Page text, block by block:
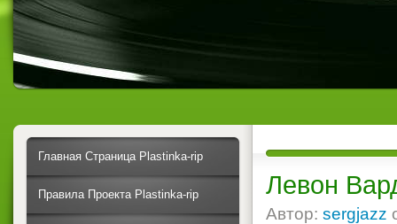
Левон
Автор: sergjazz
Главная Страница Plastinka-rip
Правила Проекта Plastinka-rip